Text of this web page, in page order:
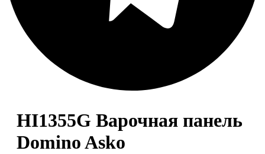
HI1355G Варочная панель
Domino Asko